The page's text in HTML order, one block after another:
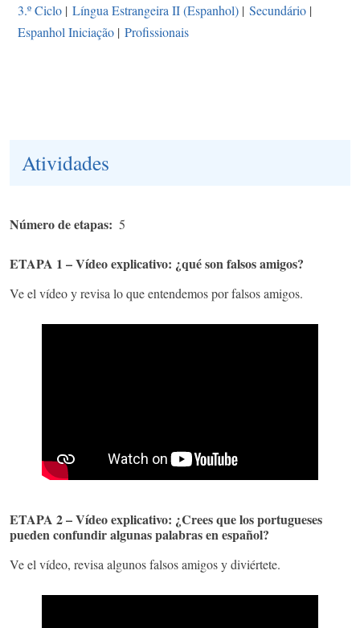
3.º Ciclo | Língua Estrangeira II (Espanhol) | Secundário |
Espanhol Iniciação | Profissionais
Atividades
Número de etapas 5
ETAPA 1 – Vídeo explicativo: ¿qué son falsos amigos?
Ve el vídeo y revisa lo que entendemos por falsos amigos.
ETAPA 2 – Vídeo explicativo: ¿Crees que los portugueses
pueden confundir algunas palabras en español?
Ve el vídeo, revisa algunos falsos amigos y diviértete.